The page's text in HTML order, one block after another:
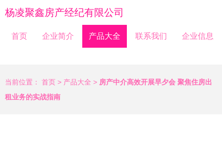
杨凌聚鑫房产经纪有限公司
首页 企业简介 产品大全 联系我们 企业信息
当前位置： 首页 > 产品大全 > 房产中介高效开展早夕会 聚焦住房出
租业务的实战指南